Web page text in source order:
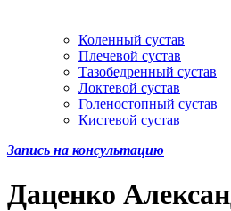
Коленный сустав
Плечевой сустав
Тазобедренный сустав
Локтевой сустав
Голеностопный сустав
Кистевой сустав
Запись на консультацию
Даценко